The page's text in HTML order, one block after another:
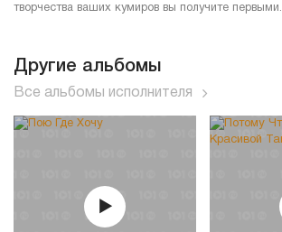
творчества ваших кумиров вы получите первыми.
Другие альбомы
Все альбомы исполнителя